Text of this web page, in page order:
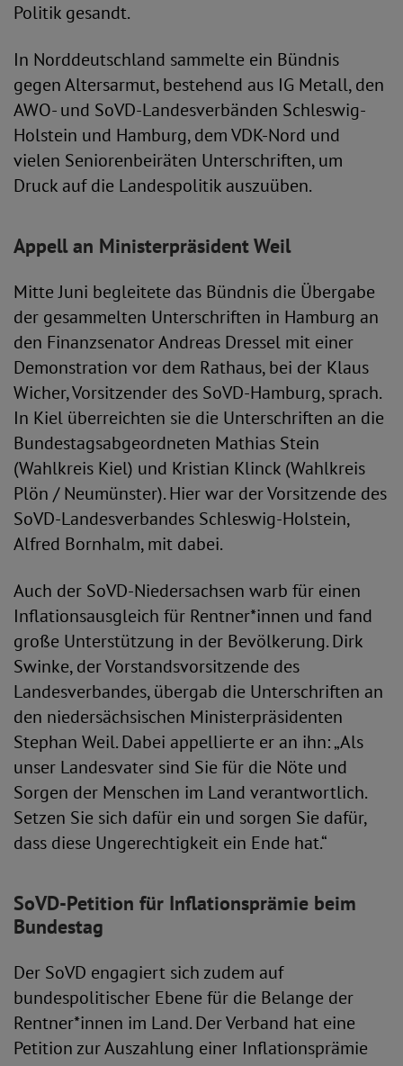
Politik gesandt.
In Norddeutschland sammelte ein Bündnis
gegen Altersarmut, bestehend aus IG Metall, den
AWO- und SoVD-Landesverbänden Schleswig-
Holstein und Hamburg, dem VDK-Nord und
vielen Seniorenbeiräten Unterschriften, um
Druck auf die Landespolitik auszuüben.
Appell an Ministerpräsident Weil
Mitte Juni begleitete das Bündnis die Übergabe
der gesammelten Unterschriften in Hamburg an
den Finanzsenator Andreas Dressel mit einer
Demonstration vor dem Rathaus, bei der Klaus
Wicher, Vorsitzender des SoVD-Hamburg, sprach.
In Kiel überreichten sie die Unterschriften an die
Bundestagsabgeordneten Mathias Stein
(Wahlkreis Kiel) und Kristian Klinck (Wahlkreis
Plön / Neumünster). Hier war der Vorsitzende des
SoVD-Landesverbandes Schleswig-Holstein,
Alfred Bornhalm, mit dabei.
Auch der SoVD-Niedersachsen warb für einen
Inflationsausgleich für Rentner*innen und fand
große Unterstützung in der Bevölkerung. Dirk
Swinke, der Vorstandsvorsitzende des
Landesverbandes, übergab die Unterschriften an
den niedersächsischen Ministerpräsidenten
Stephan Weil. Dabei appellierte er an ihn: „Als
unser Landesvater sind Sie für die Nöte und
Sorgen der Menschen im Land verantwortlich.
Setzen Sie sich dafür ein und sorgen Sie dafür,
dass diese Ungerechtigkeit ein Ende hat.“
SoVD-Petition für Inflationsprämie beim
Bundestag
Der SoVD engagiert sich zudem auf
bundespolitischer Ebene für die Belange der
Rentner*innen im Land. Der Verband hat eine
Petition zur Auszahlung einer Inflationsprämie